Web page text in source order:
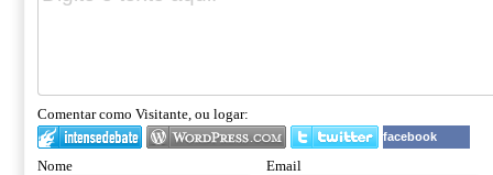
Comentar como Visitante, ou logar:
facebook
Nome Email